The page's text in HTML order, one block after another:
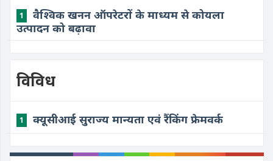
1
वैश्विक खनन ऑपरेटरों के माध्यम से कोयला
उत्पादन को बढ़ावा
विविध
1 ​क्यूसीआई सुराज्य मान्यता एवं रैंकिंग फ्रेमवर्क